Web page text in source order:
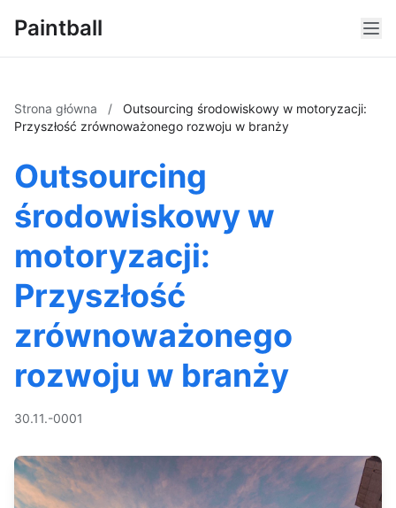
Paintball
Strona główna /
Outsourcing środowiskowy w motoryzacji:
Przyszłość zrównoważonego rozwoju w branży
Outsourcing
środowiskowy w
motoryzacji:
Przyszłość
zrównoważonego
rozwoju w branży
30.11.-0001